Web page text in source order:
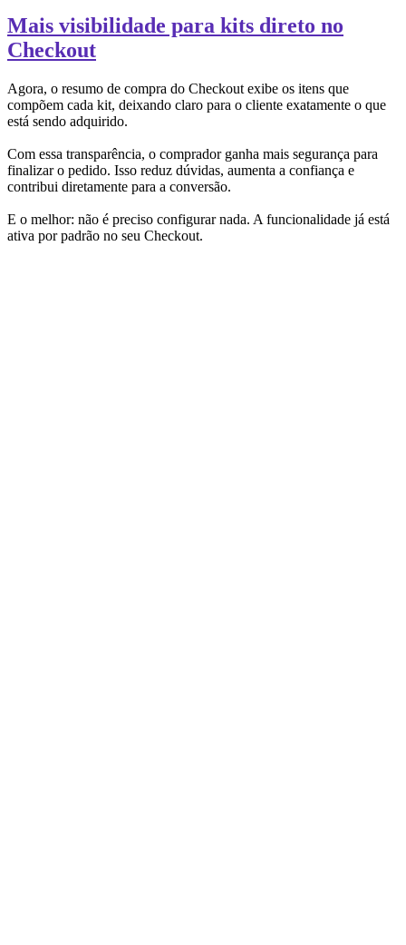
Mais visibilidade para kits direto no
Checkout
Agora, o resumo de compra do Checkout exibe os itens que
compõem cada kit, deixando claro para o cliente exatamente o que
está sendo adquirido.
Com essa transparência, o comprador ganha mais segurança para
finalizar o pedido. Isso reduz dúvidas, aumenta a confiança e
contribui diretamente para a conversão.
E o melhor: não é preciso configurar nada. A funcionalidade já está
ativa por padrão no seu Checkout.